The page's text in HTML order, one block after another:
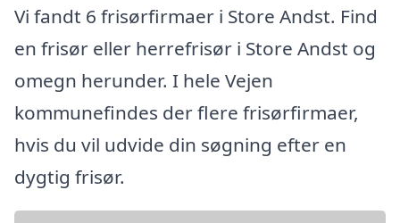
Vi fandt 6 frisørfirmaer i Store Andst. Find
en frisør eller herrefrisør i Store Andst og
omegn herunder. I hele Vejen
kommunefindes der flere frisørfirmaer,
hvis du vil udvide din søgning efter en
dygtig frisør.